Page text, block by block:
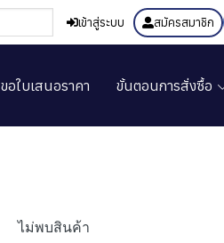
เข้าสู่ระบบ สมัครสมาชิก
ขอใบเสนอราคา ขั้นตอนการสั่งซื้อ
ไม่พบสินค้า